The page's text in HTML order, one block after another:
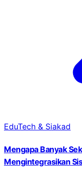
EduTech & Siakad
Mengapa Banyak
Mengintegrasikan